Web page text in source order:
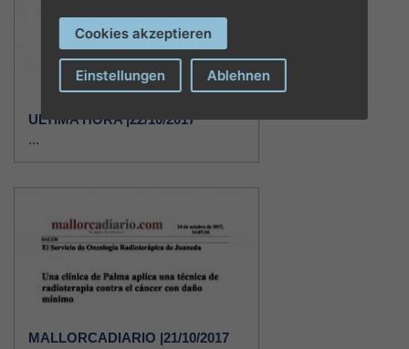
ULTIMA HORA |22/10/2017
...
MALLORCADIARIO |21/10/2017
Cookies akzeptieren
Einstellungen Ablehnen